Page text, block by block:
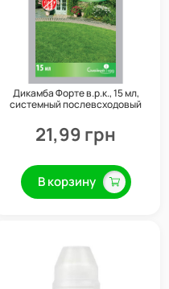
Дикамба Форте в.р.к., 15 мл,
системный послевсходовый
Семейный сад
21,99 грн
В корзину